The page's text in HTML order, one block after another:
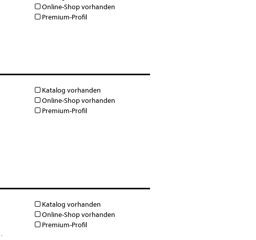
Online-Shop vorhanden
Premium-Profil
Katalog vorhanden
Online-Shop vorhanden
Premium-Profil
·
Katalog vorhanden
Online-Shop vorhanden
Premium-Profil